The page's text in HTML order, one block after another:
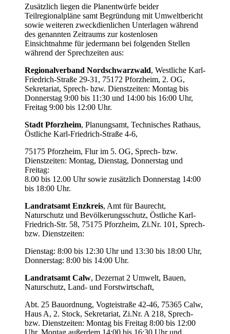
Zusätzlich liegen die Planentwürfe beider
Teilregionalpläne samt Begründung mit Umweltbericht
sowie weiteren zweckdienlichen Unterlagen während
des genannten Zeitraums zur kostenlosen
Einsichtnahme für jedermann bei folgenden Stellen
während der Sprechzeiten aus:
Regionalverband Nordschwarzwald, Westliche Karl-
Friedrich-Straße 29-31, 75172 Pforzheim, 2. OG,
Sekretariat, Sprech- bzw. Dienstzeiten: Montag bis
Donnerstag 9:00 bis 11:30 und 14:00 bis 16:00 Uhr,
Freitag 9:00 bis 12:00 Uhr.
Stadt Pforzheim, Planungsamt, Technisches Rathaus,
Östliche Karl-Friedrich-Straße 4-6,
75175 Pforzheim, Flur im 5. OG, Sprech- bzw.
Dienstzeiten: Montag, Dienstag, Donnerstag und
Freitag:
8.00 bis 12.00 Uhr sowie zusätzlich Donnerstag 14:00
bis 18:00 Uhr.
Landratsamt Enzkreis, Amt für Baurecht,
Naturschutz und Bevölkerungsschutz, Östliche Karl-
Friedrich-Str. 58, 75175 Pforzheim, Zi.Nr. 101, Sprech-
bzw. Dienstzeiten:
Dienstag: 8:00 bis 12:30 Uhr und 13:30 bis 18:00 Uhr,
Donnerstag: 8:00 bis 14:00 Uhr.
Landratsamt Calw, Dezernat 2 Umwelt, Bauen,
Naturschutz, Land- und Forstwirtschaft,
Abt. 25 Bauordnung, Vogteistraße 42-46, 75365 Calw,
Haus A, 2. Stock, Sekretariat, Zi.Nr. A 218, Sprech-
bzw. Dienstzeiten: Montag bis Freitag 8:00 bis 12:00
Uhr, Montag außerdem 14:00 bis 16:30 Uhr und